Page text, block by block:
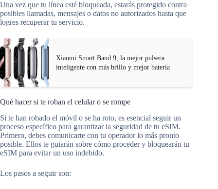
Una vez que tu línea esté bloqueada, estarás protegido contra
posibles llamadas, mensajes o datos no autorizados hasta que
logres recuperar tu servicio.
Xiaomi Smart Band 9, la mejor pulsera
inteligente con más brillo y mejor batería
Qué hacer si te roban el celular o se rompe
Si te han robado el móvil o se ha roto, es esencial seguir un
proceso específico para garantizar la seguridad de tu eSIM.
Primero, debes comunicarte con tu operador lo más pronto
posible. Ellos te guiarán sobre cómo proceder y bloquearán tu
eSIM para evitar un uso indebido.
Los pasos a seguir son: